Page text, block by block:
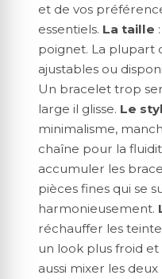
et de vos
essentiels. La taille
poignet. La plupart
ajustables ou
Un bracelet trop
large il glisse. Le
minimalisme,
chaîne pour la
accumuler les
pièces fines qui se
harmonieusement.
réchauffer les
un look plus froid
aussi mixer les